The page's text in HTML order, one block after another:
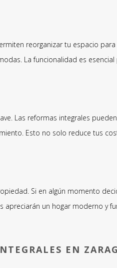
reorganizar tu espacio
La funcionalidad es
Las reformas integrales
Esto no solo reduce tus
Si en algún momento
un hogar moderno y
EN